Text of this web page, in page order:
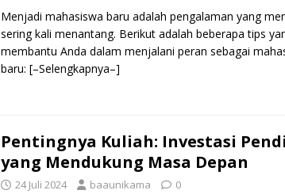
Menjadi mahasiswa baru adalah pengalaman yang
sering kali menantang. Berikut adalah beberapa tips
membantu Anda dalam menjalani peran sebagai
baru: [–Selengkapnya–]
Pentingnya Kuliah: Investasi
yang Mendukung Masa Depan
24 Juli 2024 baaunikama 0